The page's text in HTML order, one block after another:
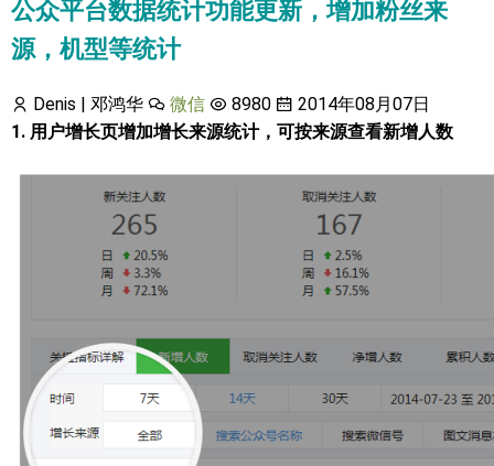
公众平台数据统计功能更新，增加粉丝来
源，机型等统计
Denis | 邓鸿华 微信 8980
2014年08月07日
1. 用户增长页增加增长来源统计，可按来源查看新增人数